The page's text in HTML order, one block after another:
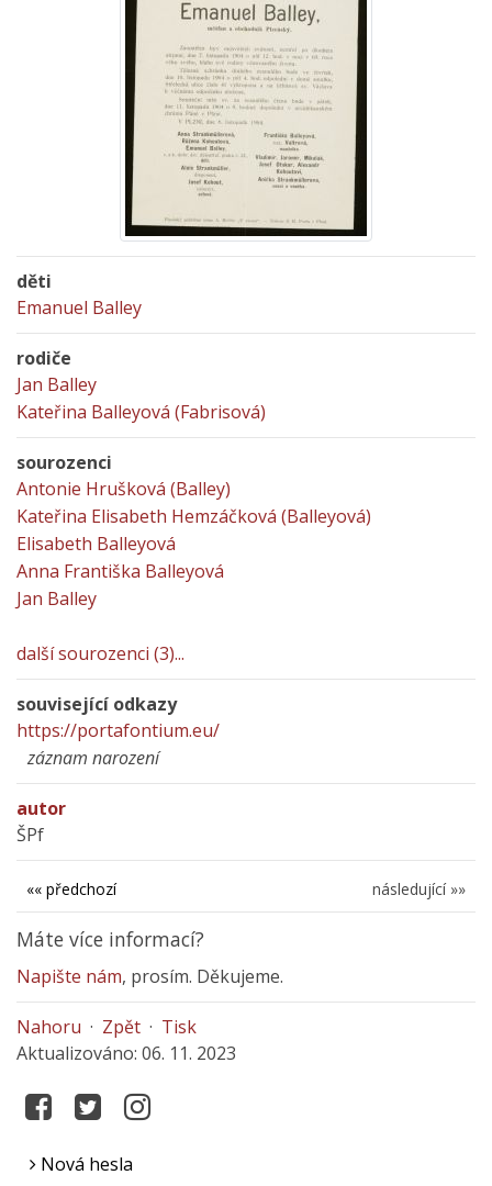
děti
Emanuel Balley
rodiče
Jan Balley
Kateřina Balleyová (Fabrisová)
sourozenci
Antonie Hrušková (Balley)
Kateřina Elisabeth Hemzáčková (Balleyová)
Elisabeth Balleyová
Anna Františka Balleyová
Jan Balley
další sourozenci (3)...
související odkazy
https://portafontium.eu/
záznam narození
autor
ŠPf
následující »»
«« předchozí
Máte více informací?
Napište nám, prosím. Děkujeme.
Nahoru · Zpět · Tisk
Aktualizováno: 06. 11. 2023
Nová hesla